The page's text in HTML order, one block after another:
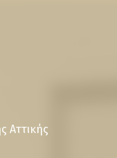
Αττικής